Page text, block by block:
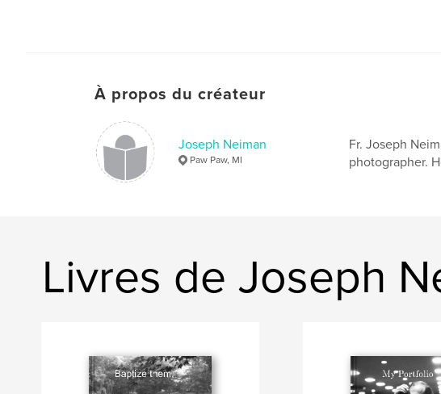
À propos du créateur
Joseph Neiman
Paw Paw, MI
Fr. Joseph
photographer.
Livres de Joseph